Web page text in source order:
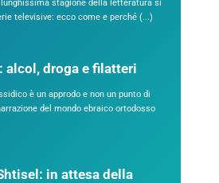
stagione della letteratura si
televisive: ecco come e perché (...)
alcol, droga e filatteri
è un approdo e non un punto di
del mondo ebraico ortodosso
in attesa della